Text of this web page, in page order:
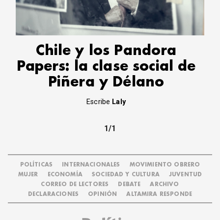
CORREO DE LECTORES
DEBATE
ARCHIVO
DECLARACIONES
OPINIÓN
ALTAMIRA RESPONDE
Política Obrera Revista
CONTACTO
Chile y los Pandora
Papers: la clase social de
Piñera y Délano
Escribe Laly
1/1
POLÍTICAS INTERNACIONALES
MOVIMIENTO OBRERO
MUJER
ECONOMÍA SOCIEDAD Y CULTURA
JUVENTUD
CORREO DE LECTORES
DEBATE
ARCHIVO
DECLARACIONES
OPINIÓN ALTAMIRA RESPONDE